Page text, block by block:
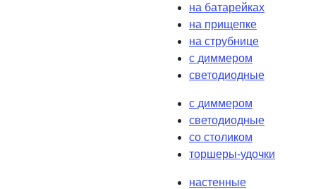
на батарейках
на прищепке
на струбнице
с диммером
светодиодные
с диммером
светодиодные
со столиком
торшеры-удочки
настенные